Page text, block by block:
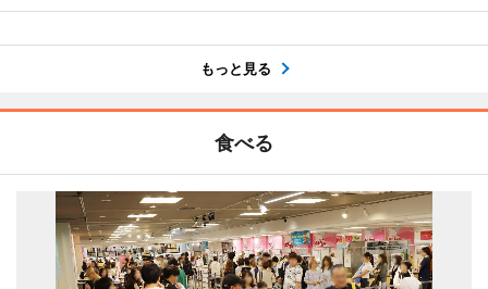
もっと見る
食べる